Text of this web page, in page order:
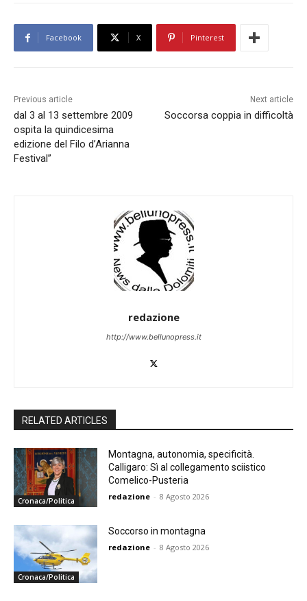
Facebook X Pinterest
Previous article
dal 3 al 13 settembre 2009
ospita la quindicesima
edizione del Filo d’Arianna
Festival”
Next article
Soccorsa coppia in difficoltà
redazione
http://www.bellunopress.it
RELATED ARTICLES
Cronaca/Politica
Montagna, autonomia, specificità.
Calligaro: Sì al collegamento sciistico
Comelico-Pusteria
redazione - 8 Agosto 2026
Cronaca/Politica
Soccorso in montagna
redazione - 8 Agosto 2026